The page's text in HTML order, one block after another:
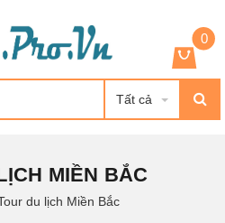
Tất cả
0
MIỀN BẮC
du lịch Miền Bắc